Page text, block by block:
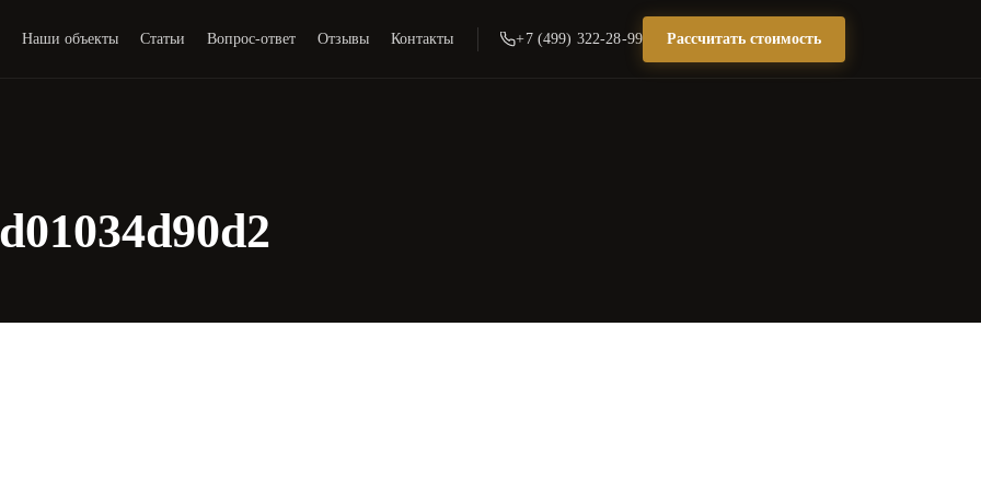
Наши объекты Статьи Вопрос-ответ Отзывы Контакты +7 (499) 322-28-99 Рассчитать стоимость